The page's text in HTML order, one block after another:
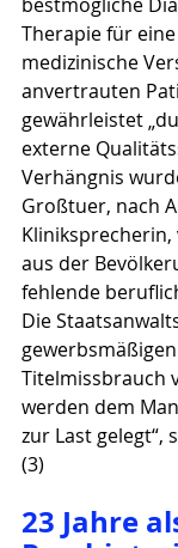
Therapie für
medizinische
anvertrauten
gewährleistet
externe
Verhängnis
Großtuer, nach
Kliniksprecherin,
aus der
fehlende
Die
Titelmissbrauch
werden dem
zur Last gelegt“,
(3)
23 Jahre